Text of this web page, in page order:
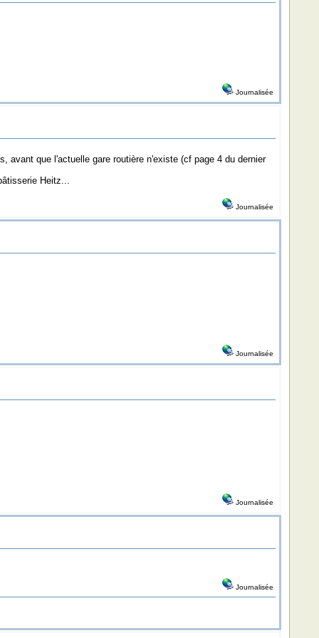
Journalisée
avant que l'actuelle gare routière n'existe (cf page 4 du dernier
Heitz...
Journalisée
Journalisée
Journalisée
Journalisée